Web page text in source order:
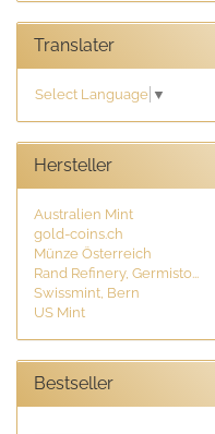
Translater
Select Language ▼
Hersteller
Australien Mint
gold-coins.ch
Münze Österreich
Rand Refinery, Germisto...
Swissmint, Bern
US Mint
Bestseller